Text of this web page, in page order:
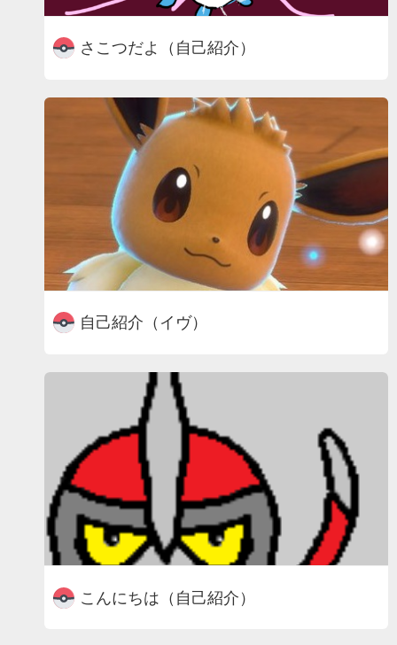
さこつだよ（自己紹介）
自己紹介（イヴ）
こんにちは（自己紹介）